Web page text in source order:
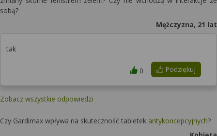
sobą?
Mężczyzna, 21 lat
tak
Podziękuj
0
Zobacz wszystkie odpowiedzi
Czy Gardimax wpływa na skuteczność tabletek antykoncepcyjnych?